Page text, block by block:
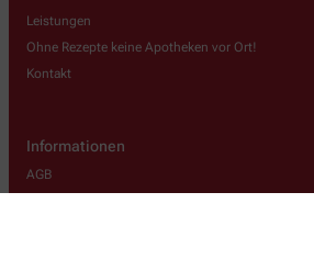
Leistungen
Ohne Rezepte keine Apotheken vor Ort!
Kontakt
Informationen
AGB